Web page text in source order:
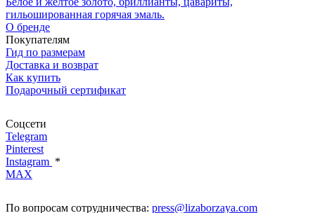
гильошированная горячая эмаль.
О бренде
Покупателям
Гид по размерам
Доставка и возврат
Как купить
Подарочный сертификат
Соцсети
Telegram
Pinterest
Instagram *
MAX
По вопросам сотрудничества: press@lizaborzaya.com